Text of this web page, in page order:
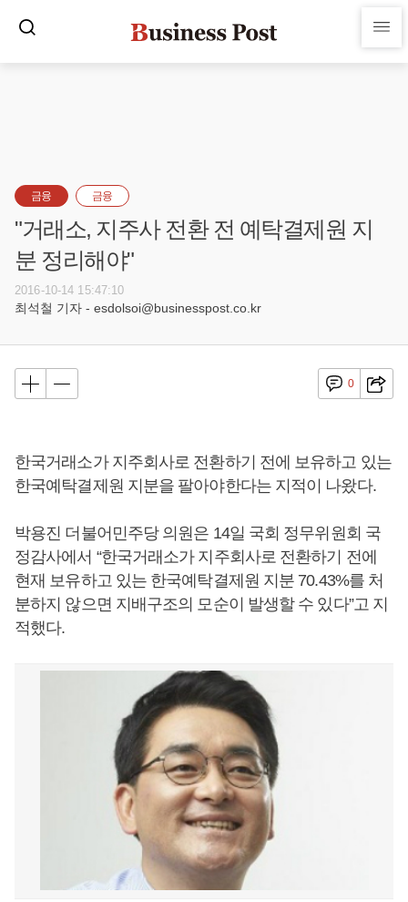
금융 금융
"거래소, 지주사 전환 전 예탁결제원 지
분 정리해야"
2016-10-14 15:47:10
최석철 기자 - esdolsoi@businesspost.co.kr
0
한국거래소가 지주회사로 전환하기 전에 보유하고 있는
한국예탁결제원 지분을 팔아야한다는 지적이 나왔다.
박용진 더불어민주당 의원은 14일 국회 정무위원회 국
정감사에서 “한국거래소가 지주회사로 전환하기 전에
현재 보유하고 있는 한국예탁결제원 지분 70.43%를 처
분하지 않으면 지배구조의 모순이 발생할 수 있다”고 지
적했다.